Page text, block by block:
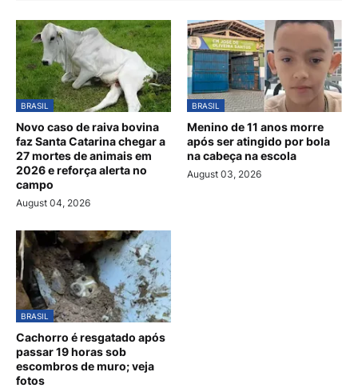
BRASIL
Novo caso de raiva bovina
faz Santa Catarina chegar a
27 mortes de animais em
2026 e reforça alerta no
campo
August 04, 2026
BRASIL
Menino de 11 anos morre
após ser atingido por bola
na cabeça na escola
August 03, 2026
BRASIL
Cachorro é resgatado após
passar 19 horas sob
escombros de muro; veja
fotos